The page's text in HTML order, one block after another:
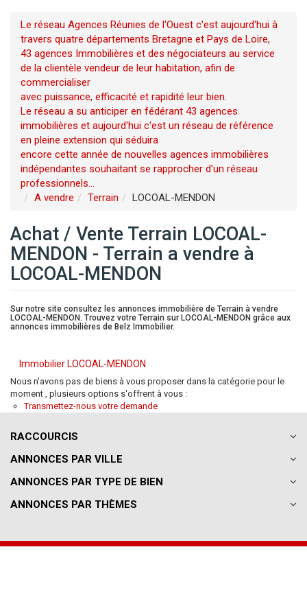
Le réseau Agences Réunies de l'Ouest c'est aujourd'hui à
travers quatre départements Bretagne et Pays de Loire,
43 agences Immobilières et des négociateurs au service
de la clientèle vendeur de leur habitation, afin de
commercialiser
avec puissance, efficacité et rapidité leur bien.
Le réseau a su anticiper en fédérant 43 agences
immobilières et aujourd'hui c'est un réseau de référence
en pleine extension qui séduira
encore cette année de nouvelles agences immobilières
indépendantes souhaitant se rapprocher d'un réseau
professionnels...
A vendre
Terrain LOCOAL-MENDON
Achat / Vente Terrain LOCOAL-
MENDON - Terrain a vendre à
LOCOAL-MENDON
Sur notre site consultez les annonces immobilière de Terrain à vendre
LOCOAL-MENDON. Trouvez votre Terrain sur LOCOAL-MENDON grâce aux
annonces immobilières de Belz Immobilier.
Immobilier LOCOAL-MENDON
Nous n'avons pas de biens à vous proposer dans la catégorie pour le
moment , plusieurs options s'offrent à vous :
Transmettez-nous votre demande
RACCOURCIS
ANNONCES PAR VILLE
ANNONCES PAR TYPE DE BIEN
ANNONCES PAR THÈMES